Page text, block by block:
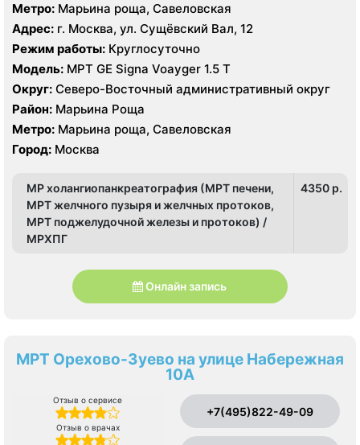
Метро: Марьина роща, Савеловская
Адрес: г. Москва, ул. Сущёвский Вал, 12
Режим работы: Круглосуточно
Модель: МРТ GE Signa Voayger 1.5 Т
Округ: Северо-Восточный административный округ
Район: Марьина Роща
Метро: Марьина роща, Савеловская
Город: Москва
МР холангиопанкреатография (МРТ печени,
МРТ желчного пузыря и желчных протоков,
МРТ поджелудочной железы и протоков) /
МРХПГ
4350 p.
Онлайн запись
МРТ Орехово-Зуево на улице Набережная
10А
Отзыв о сервисе
Отзыв о врачах
+7(495)822-49-09